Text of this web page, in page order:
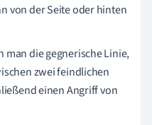
von der Seite oder hinten
man die gegnerische Linie,
zwei feindlichen
einen Angriff von